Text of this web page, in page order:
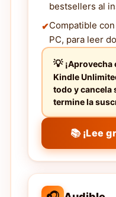
bestsellers al
Compatible
PC, para leer
¡Aprovecha
Kindle
todo y cancela
termine la
📚 ¡Lee